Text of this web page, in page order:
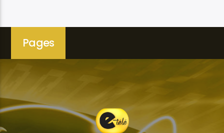
Pages